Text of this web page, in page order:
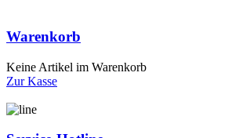
Warenkorb
Keine Artikel im Warenkorb
Zur Kasse